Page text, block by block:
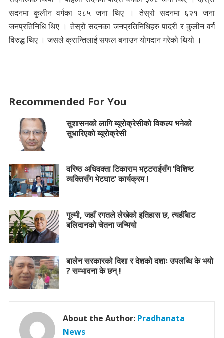
सदनमा कुलीन वर्गका २८५ जना थिए । तेस्रो सदनमा ६२१ जना
जनप्रतिनिधि थिए । तेस्रो सदनका जनप्रतिनिधिहरु पादरी र कुलीन वर्ग
विरुद्ध थिए । जसले क्रान्तिलाई सफल बनाउन योगदान गरेको थियो ।
Recommended For You
सुशासनको लागि ब्यूरोक्रेसीको विकल्प भनेको
सुधारिएको ब्यूरोक्रेसी
वरिष्ठ अधिवक्ता टिकाराम भट्टराईसँग ‘विशिष्ट
व्यक्तिसँग भेटघाट’ कार्यक्रम !
गुल्मी, जहाँ रगतले लेखेको इतिहास छ, त्यहीँबाट
बलिदानको चेतना जन्मियो
बालेन सरकारको दिशा र देशको दशाः उपलब्धि के भयो
? सम्भावना के छन् !
About the Author: Pradhanata
News